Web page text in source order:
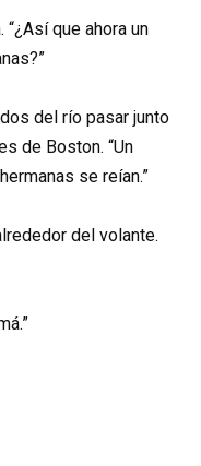
que ahora un
del río pasar junto
de Boston. “Un
se reían.”
del volante.